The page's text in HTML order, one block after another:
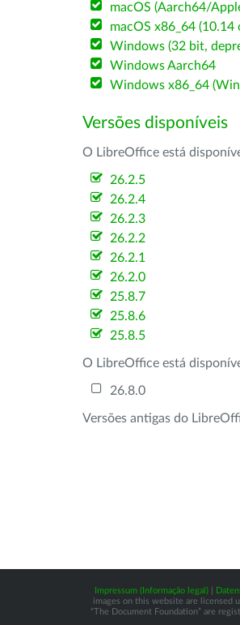
macOS (Aarch64/
macOS x86_64 (10.14
Windows (32 bit,
Windows Aarch64
Windows x86_64
Versões disponíveis
O LibreOffice está
26.2.5
26.2.4
26.2.3
26.2.2
26.2.1
26.2.0
25.8.7
25.8.6
25.8.5
O LibreOffice está
26.8.0
Versões antigas do
Impressum (Informação legal)|
images on this website are licensed
“The Document Foundation” are